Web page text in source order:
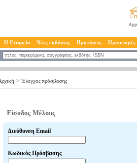
Η Εταιρεία Νέες εκδόσεις Προτάσεις Προσφορές
> Έλεγχος πρόσβασης
Είσοδος Μέλους
Διεύθυνση Email
Κωδικός Πρόσβασης